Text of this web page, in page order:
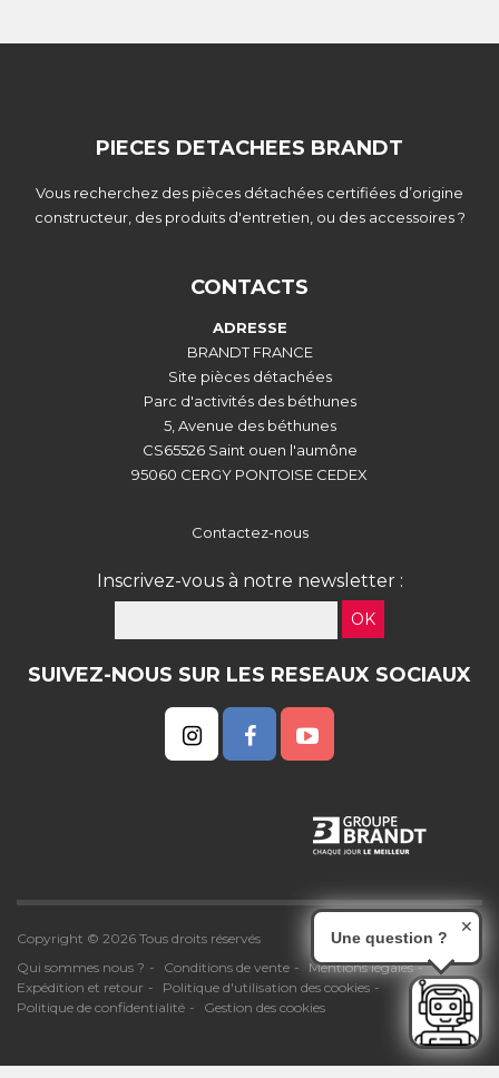
PIECES DETACHEES BRANDT
Vous recherchez des pièces détachées certifiées d’origine
constructeur, des produits d'entretien, ou des accessoires ?
CONTACTS
ADRESSE
BRANDT FRANCE
Site pièces détachées
Parc d'activités des béthunes
5, Avenue des béthunes
CS65526 Saint ouen l'aumône
95060 CERGY PONTOISE CEDEX
Contactez-nous
Inscrivez-vous à notre newsletter :
OK
SUIVEZ-NOUS SUR LES RESEAUX SOCIAUX
Copyright © 2026 Tous droits réservés
Qui sommes nous ?
Conditions de vente
Mentions légales
Expédition et retour
Politique d'utilisation des cookies
Politique de confidentialité
Gestion des cookies
Une question ?
✕